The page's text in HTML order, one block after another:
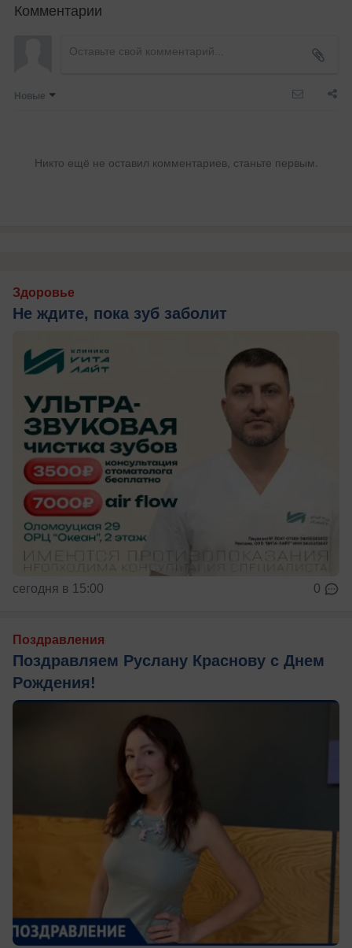
Комментарии
Новые
Никто ещё не оставил комментариев, станьте первым.
Здоровье
Не ждите, пока зуб заболит
сегодня в 15:00 0
Поздравления
Поздравляем Руслану Краснову с Днем
Рождения!